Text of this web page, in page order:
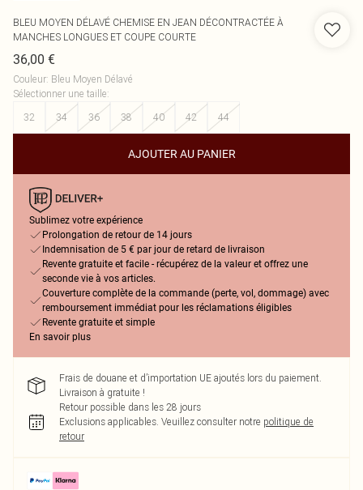
BLEU MOYEN DÉLAVÉ CHEMISE EN JEAN DÉCONTRACTÉE À
MANCHES LONGUES ET COUPE COURTE
36,00 €
Couleur: Bleu Moyen Délavé
Sélectionner une taille:
32
34 36 38 40 42 44
AJOUTER AU PANIER
Sublimez votre expérience
Prolongation de retour de 14 jours
Indemnisation de 5 € par jour de retard de livraison
Revente gratuite et facile - récupérez de la valeur et offrez une
seconde vie à vos articles.
Couverture complète de la commande (perte, vol, dommage) avec
remboursement immédiat pour les réclamations éligibles
Revente gratuite et simple
En savoir plus
Frais de douane et d’importation UE ajoutés lors du paiement.
Livraison à gratuite !
Retour possible dans les 28 jours
Exclusions applicables. Veuillez consulter notre politique de
retour